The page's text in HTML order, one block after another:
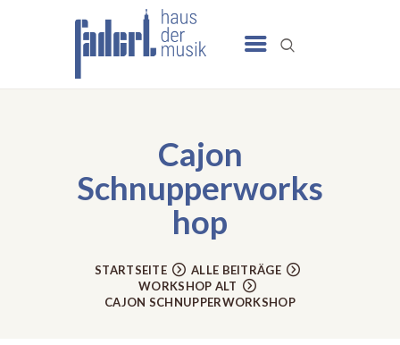
Cajon
Schnupperworks
hop
STARTSEITE
ALLE BEITRÄGE
WORKSHOP ALT
CAJON SCHNUPPERWORKSHOP
TERMINE
UNSER HAUS